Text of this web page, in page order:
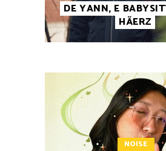
DE YANN, E
HÄERZ
NOISE